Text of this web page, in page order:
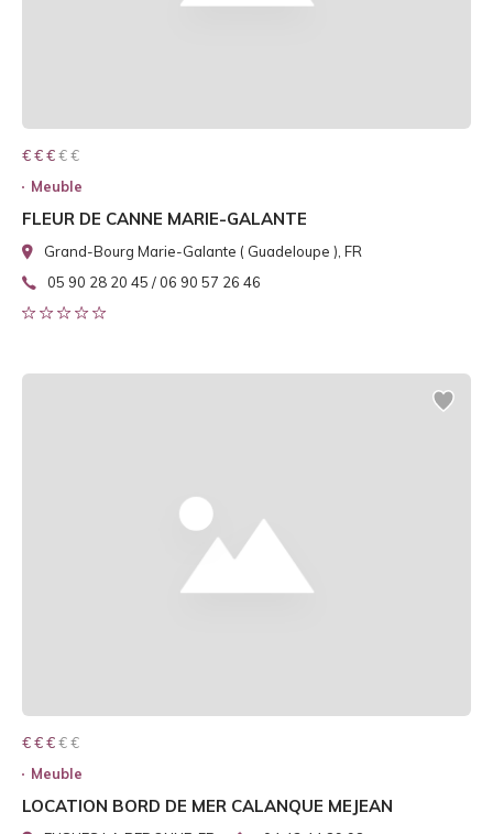
€ € € € €
€ € €
Meuble
FLEUR DE CANNE MARIE-GALANTE
Grand-Bourg Marie-Galante ( Guadeloupe ), FR
05 90 28 20 45 / 06 90 57 26 46
€ € € € €
€ € €
Meuble
LOCATION BORD DE MER CALANQUE MEJEAN